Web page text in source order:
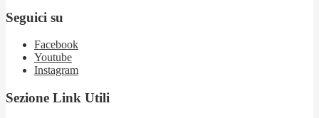
Seguici su
Facebook
Youtube
Instagram
Sezione Link Utili